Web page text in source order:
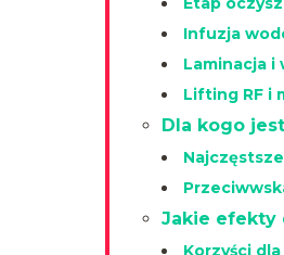
Infuzja
Laminacja
Lifting RF i
Dla kogo
Jakie efekty
Korzyści